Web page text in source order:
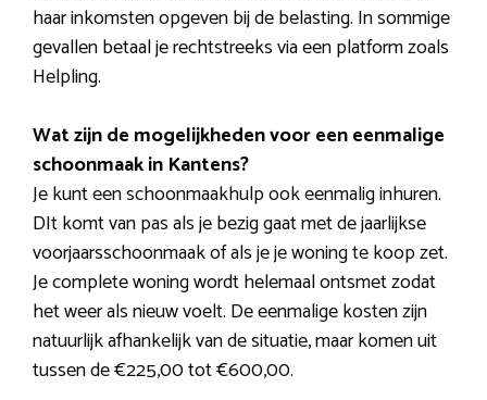
haar inkomsten opgeven bij de belasting. In sommige
gevallen betaal je rechtstreeks via een platform zoals
Helpling.
Wat zijn de mogelijkheden voor een eenmalige
schoonmaak in Kantens?
Je kunt een schoonmaakhulp ook eenmalig inhuren.
DIt komt van pas als je bezig gaat met de jaarlijkse
voorjaarsschoonmaak of als je je woning te koop zet.
Je complete woning wordt helemaal ontsmet zodat
het weer als nieuw voelt. De eenmalige kosten zijn
natuurlijk afhankelijk van de situatie, maar komen uit
tussen de €225,00 tot €600,00.